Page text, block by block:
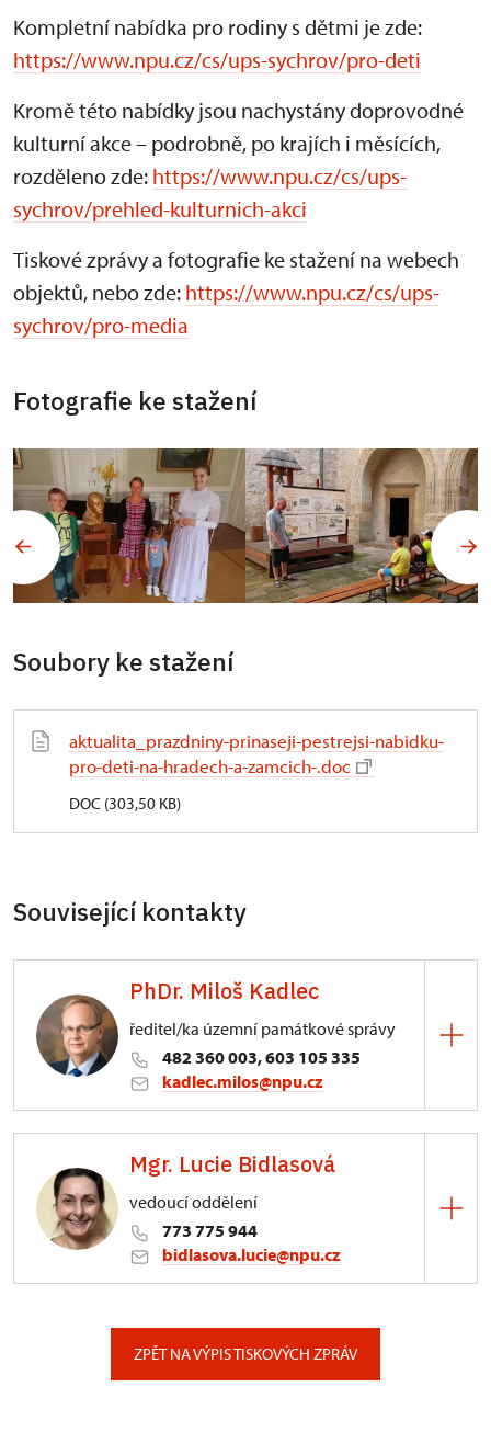
Kompletní nabídka pro rodiny s dětmi je zde:
https://www.npu.cz/cs/ups-sychrov/pro-deti
Kromě této nabídky jsou nachystány doprovodné
kulturní akce – podrobně, po krajích i měsících,
rozděleno zde: https://www.npu.cz/cs/ups-
sychrov/prehled-kulturnich-akci
Tiskové zprávy a fotografie ke stažení na webech
objektů, nebo zde: https://www.npu.cz/cs/ups-
sychrov/pro-media
Fotografie ke stažení
Soubory ke stažení
aktualita_prazdniny-prinaseji-pestrejsi-nabidku-
pro-deti-na-hradech-a-zamcich-.doc
DOC (303,50 KB)
Související kontakty
PhDr. Miloš Kadlec
ředitel/ka územní památkové správy
482 360 003, 603 105 335
kadlec.milos@npu.cz
3/, Sychrov 3
Mgr. Lucie Bidlasová
vedoucí oddělení
773 775 944
bidlasova.lucie@npu.cz
ZPĚT NA VÝPIS TISKOVÝCH ZPRÁV